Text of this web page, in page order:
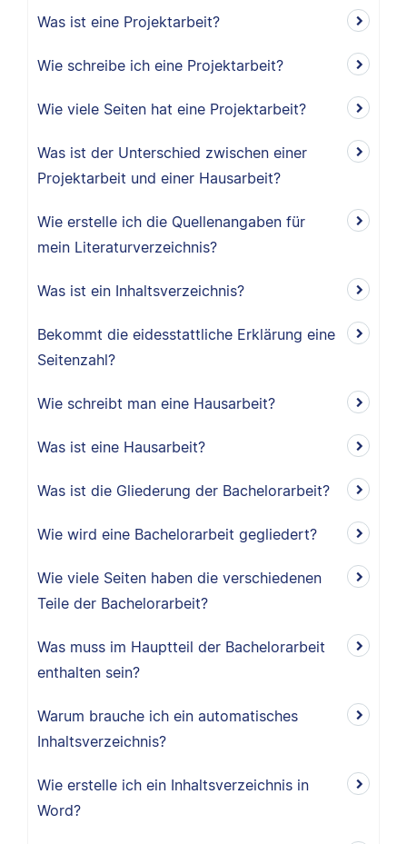
Was ist eine Projektarbeit?
Wie schreibe ich eine Projektarbeit?
Wie viele Seiten hat eine Projektarbeit?
Was ist der Unterschied zwischen einer
Projektarbeit und einer Hausarbeit?
Wie erstelle ich die Quellenangaben für
mein Literaturverzeichnis?
Was ist ein Inhaltsverzeichnis?
Bekommt die eidesstattliche Erklärung eine
Seitenzahl?
Wie schreibt man eine Hausarbeit?
Was ist eine Hausarbeit?
Was ist die Gliederung der Bachelorarbeit?
Wie wird eine Bachelorarbeit gegliedert?
Wie viele Seiten haben die verschiedenen
Teile der Bachelorarbeit?
Was muss im Hauptteil der Bachelorarbeit
enthalten sein?
Warum brauche ich ein automatisches
Inhaltsverzeichnis?
Wie erstelle ich ein Inhaltsverzeichnis in
Word?